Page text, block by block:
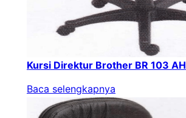
Kursi Direktur Brother BR 103 AH
Baca selengkapnya